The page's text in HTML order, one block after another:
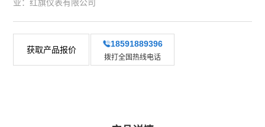
业：红旗仪表有限公司
获取产品报价
18591889396
拨打全国热线电话